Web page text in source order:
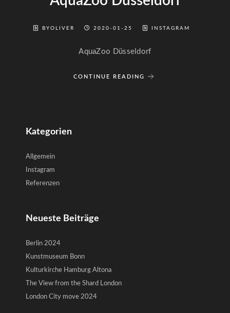
BYOLIVER 2020-01-25 INSTAGRAM
AquaZoo Düsseldorf
CONTINUE READING
Kategorien
Allgemein
Instagram
Referenzen
Neueste Beiträge
Berlin 2024
Kunstmuseum Bonn
Kulturkirche Hamburg Altona
The View from the Shard London
London City move 2024